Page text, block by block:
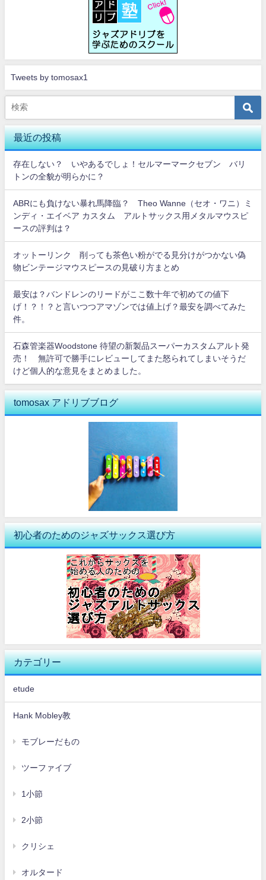
Tweets by tomosax1
最近の投稿
存在しない？ いやあるでしょ！セルマーマークセブン バリ
トンの全貌が明らかに？
ABRにも負けない暴れ馬降臨？ Theo Wanne（セオ・ワニ）ミ
ンディ・エイベア カスタム アルトサックス用メタルマウスピ
ースの評判は？
オットーリンク 削っても茶色い粉がでる見分けがつかない偽
物ビンテージマウスピースの見破り方まとめ
最安は？バンドレンのリードがここ数十年で初めての値下
げ！？！？と言いつつアマゾンでは値上げ？最安を調べてみた
件。
石森管楽器Woodstone 待望の新製品スーパーカスタムアルト発
売！ 無許可で勝手にレビューしてまた怒られてしまいそうだ
けど個人的な意見をまとめました。
tomosax アドリブブログ
初心者のためのジャズサックス選び方
カテゴリー
etude
Hank Mobley教
モブレーだもの
ツーファイブ
1小節
2小節
クリシェ
オルタード